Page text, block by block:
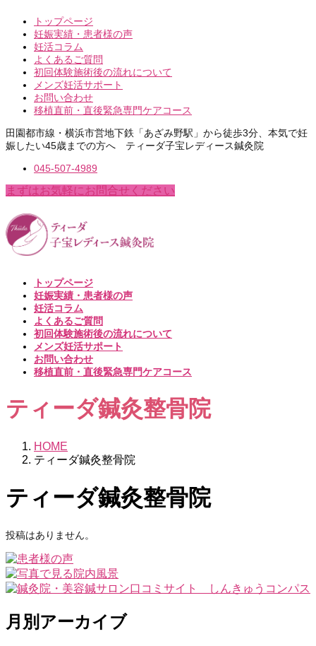
トップページ
妊娠実績・患者様の声
妊活コラム
よくあるご質問
初回体験施術後の流れについて
メンズ妊活サポート
お問い合わせ
移植直前・直後緊急専門ケアコース
田園都市線・横浜市営地下鉄「あざみ野駅」から徒歩3分、本気で妊
娠したい45歳までの方へ ティーダ子宝レディース鍼灸院
045-507-4989
まずはお気軽にお問合せください
トップページ
妊娠実績・患者様の声
妊活コラム
よくあるご質問
初回体験施術後の流れについて
メンズ妊活サポート
お問い合わせ
移植直前・直後緊急専門ケアコース
ティーダ鍼灸整骨院
HOME
ティーダ鍼灸整骨院
ティーダ鍼灸整骨院
投稿はありません。
月別アーカイブ